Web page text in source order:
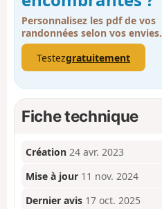
Personnalisez les pdf de vos
randonnées selon vos envies.
Testezgratuitement
Fiche technique
Création 24 avr. 2023
Mise à jour 11 nov. 2024
Dernier avis 17 oct. 2025